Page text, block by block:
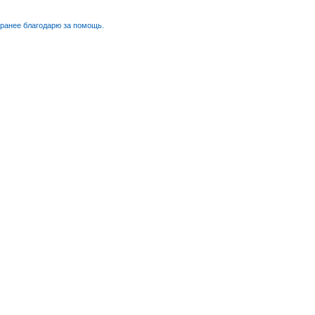
благодарю за помощь.